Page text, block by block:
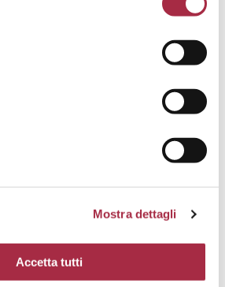
Mostra dettagli
Accetta tutti
mélange.
Consorzio di Tutela
Morganti Tempestini C.
Tél. 335 6130800 Email: